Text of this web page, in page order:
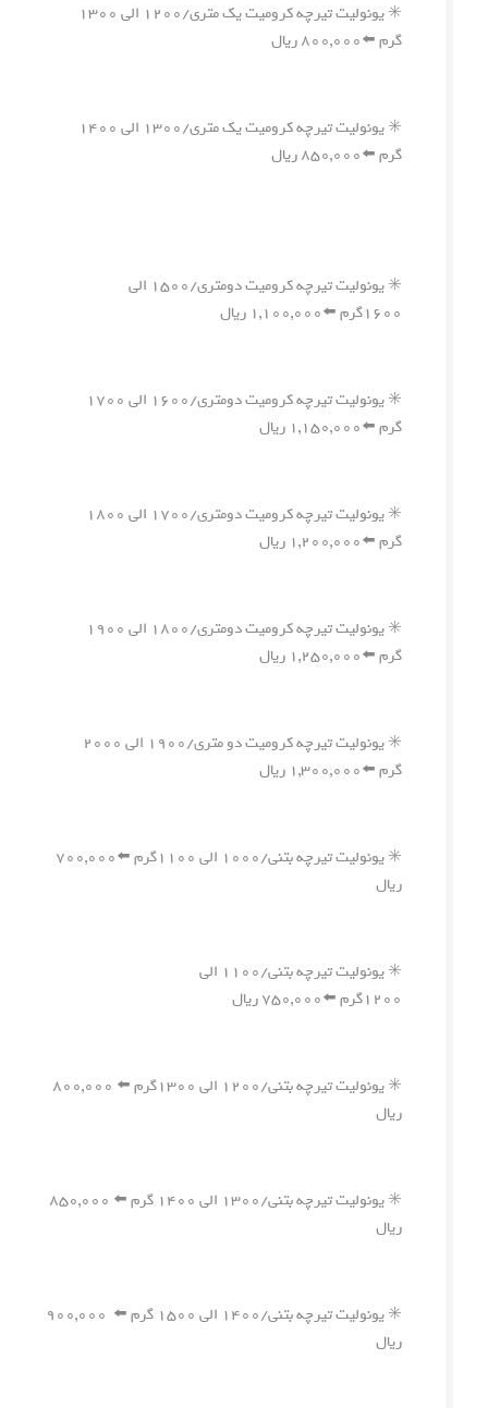
✳️ یونولیت تیرچه کرومیت یک متری/۱۲۰۰ الی ۱۳۰۰
گرم ⬅️۸۰۰,۰۰۰ ریال
✳️ یونولیت تیرچه کرومیت یک متری/۱۳۰۰ الی ۱۴۰۰
گرم ⬅️۸۵۰,۰۰۰ ریال
✳️ یونولیت تیرچه کرومیت دومتری/۱۵۰۰ الی
۱۶۰۰گرم ⬅️۱,۱۰۰,۰۰۰ ریال
✳️ یونولیت تیرچه کرومیت دومتری/۱۶۰۰ الی ۱۷۰۰
گرم ⬅️۱,۱۵۰,۰۰۰ ریال
✳️ یونولیت تیرچه کرومیت دومتری/۱۷۰۰ الی ۱۸۰۰
گرم ⬅️۱,۲۰۰,۰۰۰ ریال
✳️ یونولیت تیرچه کرومیت دومتری/۱۸۰۰ الی ۱۹۰۰
گرم ⬅️۱,۲۵۰,۰۰۰ ریال
✳️ یونولیت تیرچه کرومیت دو متری/۱۹۰۰ الی ۲۰۰۰
گرم ⬅️۱,۳۰۰,۰۰۰ ریال
✳️ یونولیت تیرچه بتنی/۱۰۰۰ الی ۱۱۰۰گرم ⬅️۷۰۰,۰۰۰
ریال
✳️ یونولیت تیرچه بتنی/۱۱۰۰ الی
۱۲۰۰گرم ⬅️۷۵۰,۰۰۰ ریال
✳️ یونولیت تیرچه بتنی/۱۲۰۰ الی ۱۳۰۰گرم ⬅️ ۸۰۰,۰۰۰
ریال
✳️ یونولیت تیرچه بتنی/۱۳۰۰ الی ۱۴۰۰ گرم ⬅️ ۸۵۰,۰۰۰
ریال
✳️ یونولیت تیرچه بتنی/۱۴۰۰ الی ۱۵۰۰ گرم ⬅️ ۹۰۰,۰۰۰
ریال